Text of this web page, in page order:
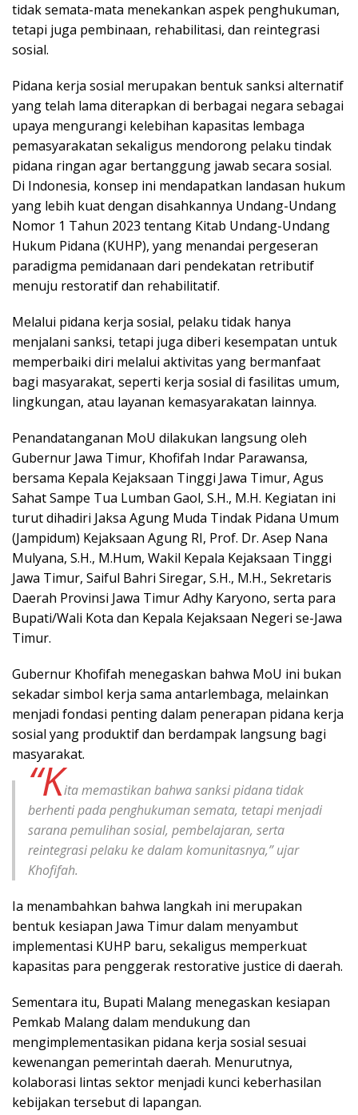
tidak semata-mata menekankan aspek penghukuman,
tetapi juga pembinaan, rehabilitasi, dan reintegrasi
sosial.
Pidana kerja sosial merupakan bentuk sanksi alternatif
yang telah lama diterapkan di berbagai negara sebagai
upaya mengurangi kelebihan kapasitas lembaga
pemasyarakatan sekaligus mendorong pelaku tindak
pidana ringan agar bertanggung jawab secara sosial.
Di Indonesia, konsep ini mendapatkan landasan hukum
yang lebih kuat dengan disahkannya Undang-Undang
Nomor 1 Tahun 2023 tentang Kitab Undang-Undang
Hukum Pidana (KUHP), yang menandai pergeseran
paradigma pemidanaan dari pendekatan retributif
menuju restoratif dan rehabilitatif.
Melalui pidana kerja sosial, pelaku tidak hanya
menjalani sanksi, tetapi juga diberi kesempatan untuk
memperbaiki diri melalui aktivitas yang bermanfaat
bagi masyarakat, seperti kerja sosial di fasilitas umum,
lingkungan, atau layanan kemasyarakatan lainnya.
Penandatanganan MoU dilakukan langsung oleh
Gubernur Jawa Timur, Khofifah Indar Parawansa,
bersama Kepala Kejaksaan Tinggi Jawa Timur, Agus
Sahat Sampe Tua Lumban Gaol, S.H., M.H. Kegiatan ini
turut dihadiri Jaksa Agung Muda Tindak Pidana Umum
(Jampidum) Kejaksaan Agung RI, Prof. Dr. Asep Nana
Mulyana, S.H., M.Hum, Wakil Kepala Kejaksaan Tinggi
Jawa Timur, Saiful Bahri Siregar, S.H., M.H., Sekretaris
Daerah Provinsi Jawa Timur Adhy Karyono, serta para
Bupati/Wali Kota dan Kepala Kejaksaan Negeri se-Jawa
Timur.
Gubernur Khofifah menegaskan bahwa MoU ini bukan
sekadar simbol kerja sama antarlembaga, melainkan
menjadi fondasi penting dalam penerapan pidana kerja
sosial yang produktif dan berdampak langsung bagi
masyarakat.
“Kita memastikan bahwa sanksi pidana tidak
berhenti pada penghukuman semata, tetapi menjadi
sarana pemulihan sosial, pembelajaran, serta
reintegrasi pelaku ke dalam komunitasnya,” ujar
Khofifah.
Ia menambahkan bahwa langkah ini merupakan
bentuk kesiapan Jawa Timur dalam menyambut
implementasi KUHP baru, sekaligus memperkuat
kapasitas para penggerak restorative justice di daerah.
Sementara itu, Bupati Malang menegaskan kesiapan
Pemkab Malang dalam mendukung dan
mengimplementasikan pidana kerja sosial sesuai
kewenangan pemerintah daerah. Menurutnya,
kolaborasi lintas sektor menjadi kunci keberhasilan
kebijakan tersebut di lapangan.